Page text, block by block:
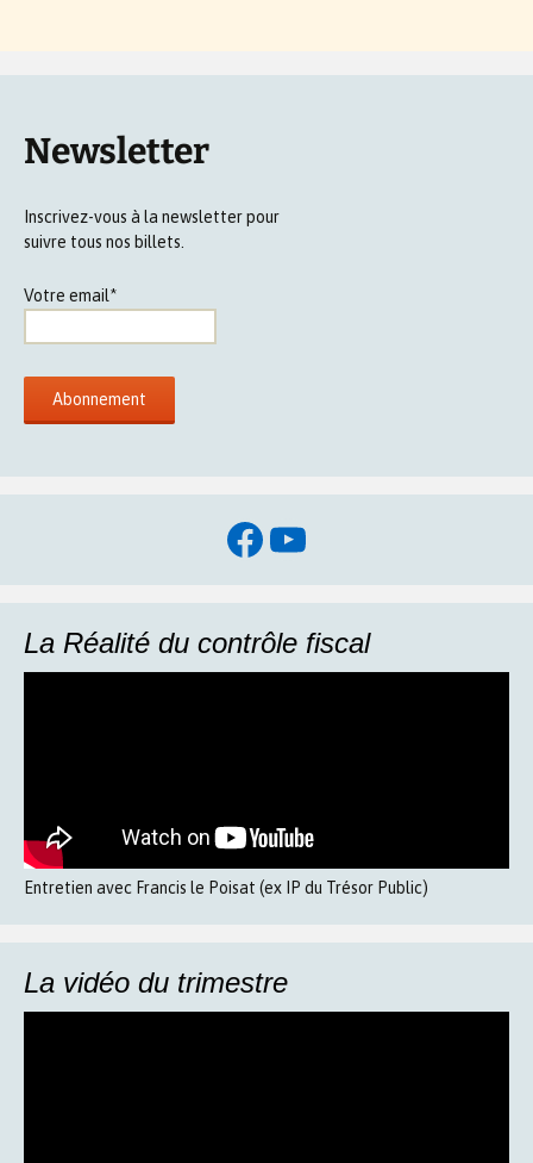
Newsletter
Inscrivez-vous à la newsletter pour
suivre tous nos billets.
Votre email*
Facebook
YouTube
La Réalité du contrôle fiscal
Entretien avec Francis le Poisat (ex IP du Trésor Public)
La vidéo du trimestre